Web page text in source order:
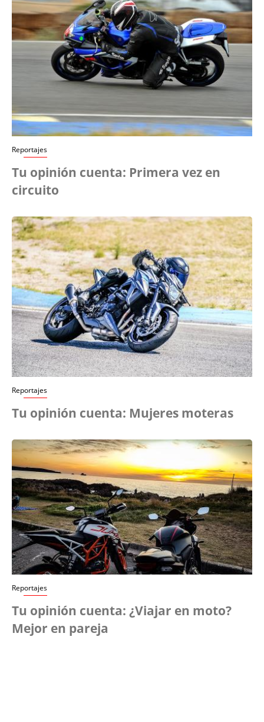
Reportajes
Tu opinión cuenta: Primera vez en
circuito
Reportajes
Tu opinión cuenta: Mujeres moteras
Reportajes
Tu opinión cuenta: ¿Viajar en moto?
Mejor en pareja